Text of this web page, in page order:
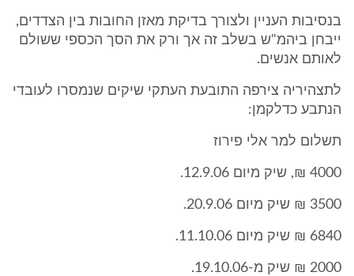
בנסיבות העניין ולצורך בדיקת מאזן החובות בין הצדדים,
ייבחן ביהמ"ש בשלב זה אך ורק את הסך הכספי ששולם
לאותם אנשים.
לתצהיריה צירפה התובעת העתקי שיקים שנמסרו לעובדי
הנתבע כדלקמן:
תשלום למר אלי פירוז
4000 ₪, שיק מיום 12.9.06.
3500 ₪ שיק מיום 20.9.06.
6840 ₪ שיק מיום 11.10.06.
2000 ₪ שיק מ-19.10.06.